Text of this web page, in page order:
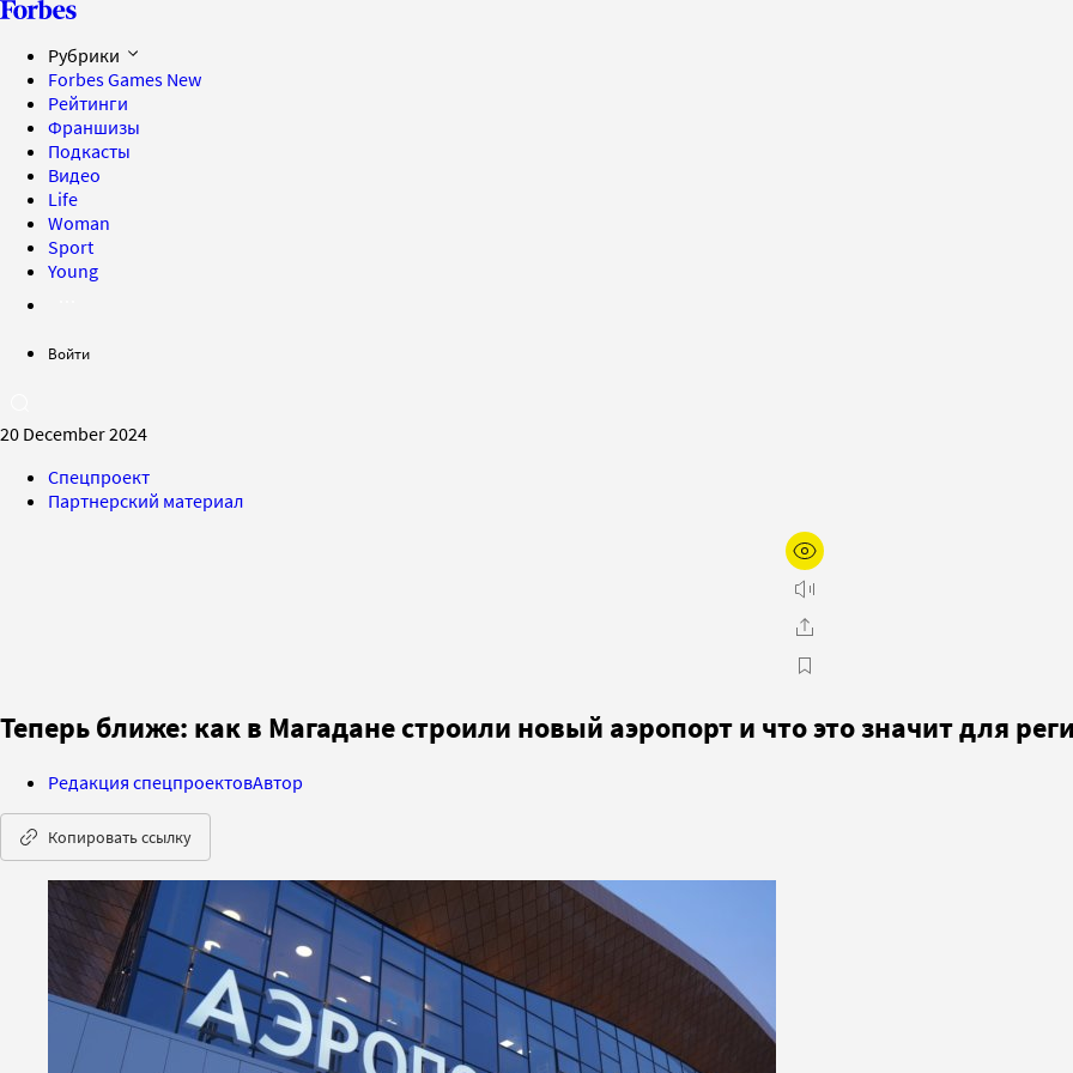
Рубрики
Forbes Games New
Рейтинги
Франшизы
Подкасты
Видео
Life
Woman
Sport
Young
Войти
20 December 2024
Спецпроект
Партнерский материал
Теперь ближе: как в Магадане строили новый аэропорт и что это значит для
Редакция спецпроектовАвтор
Копировать ссылку